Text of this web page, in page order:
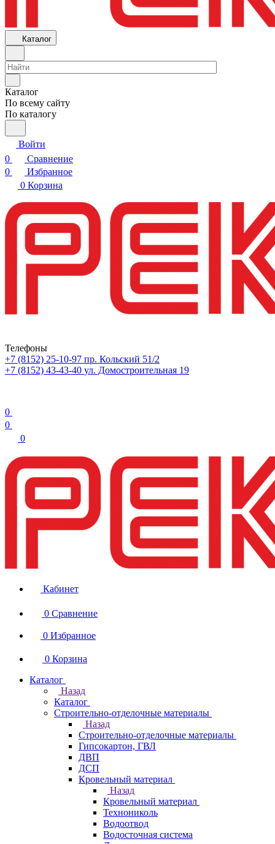
Каталог
Каталог
По всему сайту
По каталогу
Войти
0
Сравнение
0
Избранное
0 Корзина
Телефоны
+7 (8152) 25-10-97 пр. Кольский 51/2
+7 (8152) 43-43-40 ул. Домостроительная 19
0
0
0
Кабинет
0 Сравнение
0 Избранное
0 Корзина
Каталог
Назад
Каталог
Строительно-отделочные материалы
Назад
Строительно-отделочные материалы
Гипсокартон, ГВЛ
ДВП
ДСП
Кровельный материал
Назад
Кровельный материал
Технониколь
Водоотвод
Водосточная система